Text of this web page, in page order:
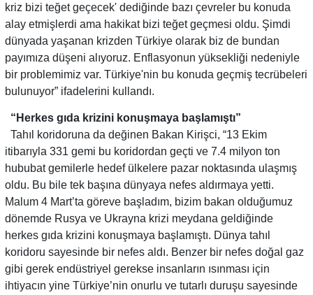
kriz bizi teğet geçecek' dediğinde bazı çevreler bu konuda
alay etmişlerdi ama hakikat bizi teğet geçmesi oldu. Şimdi
dünyada yaşanan krizden Türkiye olarak biz de bundan
payımıza düşeni alıyoruz. Enflasyonun yüksekliği nedeniyle
bir problemimiz var. Türkiye'nin bu konuda geçmiş tecrübeleri
bulunuyor” ifadelerini kullandı.
“Herkes gıda krizini konuşmaya başlamıştı”
Tahıl koridoruna da değinen Bakan Kirişci, “13 Ekim
itibarıyla 331 gemi bu koridordan geçti ve 7.4 milyon ton
hububat gemilerle hedef ülkelere pazar noktasında ulaşmış
oldu. Bu bile tek başına dünyaya nefes aldırmaya yetti.
Malum 4 Mart’ta göreve başladım, bizim bakan olduğumuz
dönemde Rusya ve Ukrayna krizi meydana geldiğinde
herkes gıda krizini konuşmaya başlamıştı. Dünya tahıl
koridoru sayesinde bir nefes aldı. Benzer bir nefes doğal gaz
gibi gerek endüstriyel gerekse insanların ısınması için
ihtiyacın yine Türkiye’nin onurlu ve tutarlı duruşu sayesinde